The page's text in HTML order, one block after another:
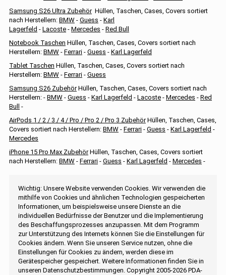
Samsung S26 Ultra ZubehörHüllen, Taschen, Cases, Covers sortiert
nach Herstellern: BMW - Guess - Karl
Lagerfeld - Lacoste - Mercedes - Red Bull
Notebook Taschen Hüllen, Taschen, Cases, Covers sortiert nach
Herstellern: BMW - Ferrari - Guess - Karl Lagerfeld
Tablet Taschen Hüllen, Taschen, Cases, Covers sortiert nach
Herstellern: BMW - Ferrari - Guess
Samsung S26 ZubehörHüllen, Taschen, Cases, Covers sortiert nach
Herstellern: - BMW - Guess - Karl Lagerfeld - Lacoste - Mercedes - Red
Bull
-
AirPods 1 / 2 / 3 / 4 / Pro / Pro 2 / Pro 3 ZubehörHüllen, Taschen, Cases,
Covers sortiert nach Herstellern: BMW - Ferrari - Guess - Karl Lagerfeld -
Mercedes
iPhone 15 Pro Max ZubehörHüllen, Taschen, Cases, Covers sortiert
nach Herstellern: BMW - Ferrari - Guess - Karl Lagerfeld - Mercedes -
Wichtig: Unsere Website verwenden Cookies. Wir verwenden die
mithilfe von Cookies und ähnlichen Technologien gespeicherten
Informationen, um beispielsweise unsere Dienste an die
individuellen Bedürfnisse der Benutzer und die Implementierung
des Beschaffungsprozesses anzupassen. Mit dem Programm
zur Unterstützung des Internets können Sie die Einstellungen für
Cookies ändern. Wenn Sie unseren Service nutzen, ohne die
Einstellungen für Cookies zu ändern, werden diese im
Gerätespeicher gespeichert. Weitere Informationen finden Sie in
unseren Datenschutzbestimmungen. Copyright 2005-2026 PDA-